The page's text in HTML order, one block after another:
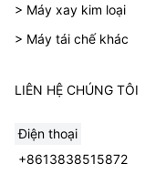
> Máy xay kim loại
> Máy tái chế khác
LIÊN HỆ CHÚNG TÔI
Điện thoại
+8613838515872